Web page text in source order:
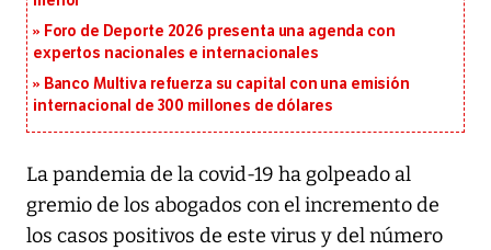
Foro de Deporte 2026 presenta una agenda con
expertos nacionales e internacionales
Banco Multiva refuerza su capital con una emisión
internacional de 300 millones de dólares
La pandemia de la covid-19 ha golpeado al
gremio de los abogados con el incremento de
los casos positivos de este virus y del número